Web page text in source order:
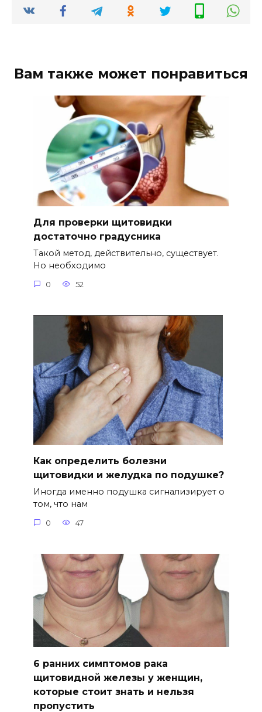
Вам также может понравиться
Для проверки щитовидки
достаточно градусника
Такой метод, действительно, существует.
Но необходимо
0 52
Как определить болезни
щитовидки и желудка по подушке?
Иногда именно подушка сигнализирует о
том, что нам
0 47
6 ранних симптомов рака
щитовидной железы у женщин,
которые стоит знать и нельзя
пропустить